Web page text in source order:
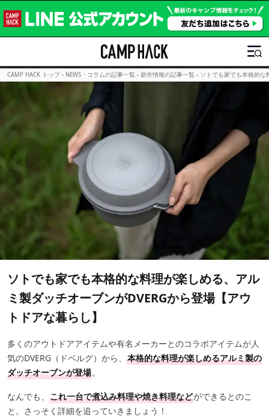
CAMP HACK トップ › NEWS・コラムの記事一覧 › 新作情報の記事一覧 › ソトでも家でも本格的な
ソトでも家でも本格的な料理が楽しめる、アル
ミ製ダッチオーブンがDVERGから登場【アウ
トドアな暮らし】
多くのアウトドアアイテムや有名メーカーとのコラボアイテムが人
気のDVERG（ドベルグ）から、 本格的な料理が楽しめるアルミ製の
ダッチオーブンが登場。
なんでも、 これ一台で煮込み料理や焼き料理などができるとのこ
と。さっそく詳細を追っていきましょう！